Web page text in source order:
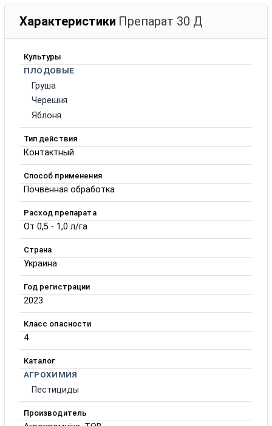
Характеристики Препарат 30 Д
Культуры
ПЛОДОВЫЕ
Груша
Черешня
Яблоня
Тип действия
Контактный
Способ применения
Почвенная обработка
Расход препарата
От 0,5 - 1,0 л/га
Страна
Украина
Год регистрации
2023
Класс опасности
4
Каталог
АГРОХИМИЯ
Пестициды
Производитель